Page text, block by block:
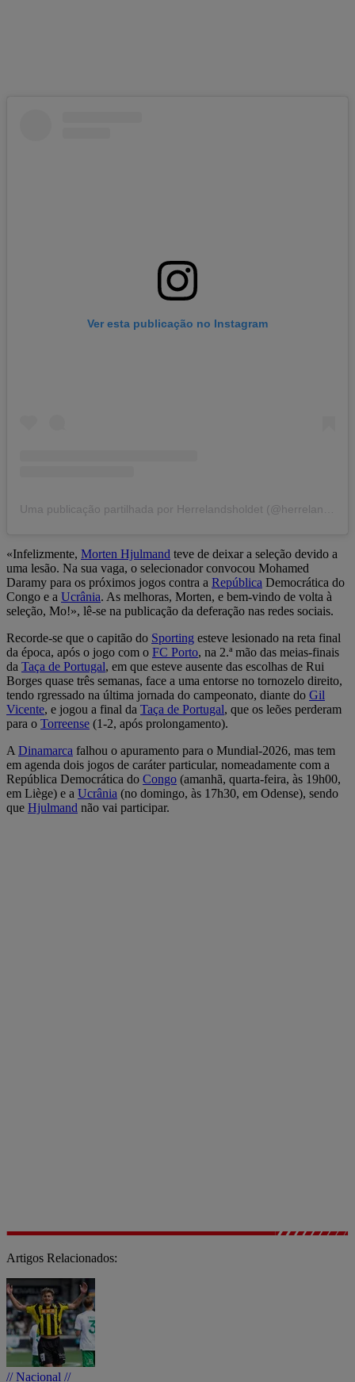
Ver esta publicação no Instagram
«Infelizmente, Morten Hjulmand teve de deixar a seleção devido a
uma lesão. Na sua vaga, o selecionador convocou Mohamed
Daramy para os próximos jogos contra a República Democrática do
Congo e a Ucrânia. As melhoras, Morten, e bem-vindo de volta à
seleção, Mo!», lê-se na publicação da deferação nas redes sociais.
Recorde-se que o capitão do Sporting esteve lesionado na reta final
da época, após o jogo com o FC Porto, na 2.ª mão das meias-finais
da Taça de Portugal, em que esteve ausente das escolhas de Rui
Borges quase três semanas, face a uma entorse no tornozelo direito,
tendo rgressado na última jornada do campeonato, diante do Gil
Vicente, e jogou a final da Taça de Portugal, que os leões perderam
para o Torreense (1-2, após prolongamento).
A Dinamarca falhou o apuramento para o Mundial-2026, mas tem
em agenda dois jogos de caráter particular, nomeadamente com a
República Democrática do Congo (amanhã, quarta-feira, às 19h00,
em Liège) e a Ucrânia (no domingo, às 17h30, em Odense), sendo
que Hjulmand não vai participar.
Artigos Relacionados:
// Nacional //